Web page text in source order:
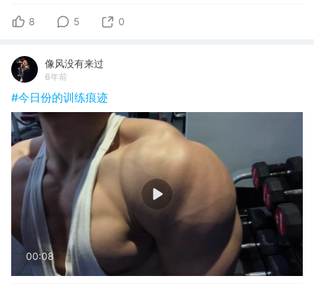
8 5 0
像风没有来过
6年前
#今日份的训练痕迹
00:08